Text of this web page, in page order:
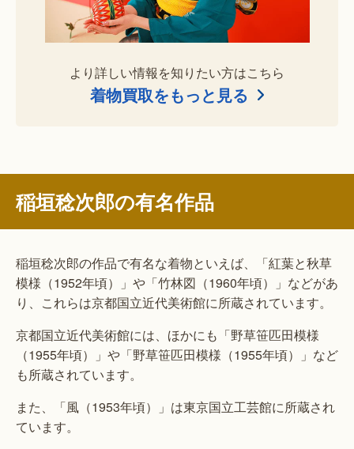
より詳しい情報を知りたい方はこちら
着物買取をもっと見る
稲垣稔次郎の有名作品
稲垣稔次郎の作品で有名な着物といえば、「紅葉と秋草
模様（1952年頃）」や「竹林図（1960年頃）」などがあ
り、これらは京都国立近代美術館に所蔵されています。
京都国立近代美術館には、ほかにも「野草笹匹田模様
（1955年頃）」や「野草笹匹田模様（1955年頃）」など
も所蔵されています。
また、「風（1953年頃）」は東京国立工芸館に所蔵され
ています。